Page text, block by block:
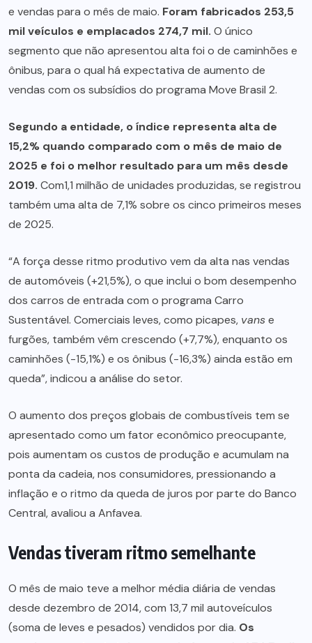
e vendas para o mês de maio. Foram fabricados 253,5
mil veículos e emplacados 274,7 mil. O único
segmento que não apresentou alta foi o de caminhões e
ônibus, para o qual há expectativa de aumento de
vendas com os subsídios do programa Move Brasil 2.
Segundo a entidade, o índice representa alta de
15,2% quando comparado com o mês de maio de
2025 e foi o melhor resultado para um mês desde
2019. Com1,1 milhão de unidades produzidas, se registrou
também uma alta de 7,1% sobre os cinco primeiros meses
de 2025.
“A força desse ritmo produtivo vem da alta nas vendas
de automóveis (+21,5%), o que inclui o bom desempenho
dos carros de entrada com o programa Carro
Sustentável. Comerciais leves, como picapes, vanse
furgões, também vêm crescendo (+7,7%), enquanto os
caminhões (-15,1%) e os ônibus (-16,3%) ainda estão em
queda”, indicou a análise do setor.
O aumento dos preços globais de combustíveis tem se
apresentado como um fator econômico preocupante,
pois aumentam os custos de produção e acumulam na
ponta da cadeia, nos consumidores, pressionando a
inflação e o ritmo da queda de juros por parte do Banco
Central, avaliou a Anfavea.
Vendas tiveram ritmo semelhante
O mês de maio teve a melhor média diária de vendas
desde dezembro de 2014, com 13,7 mil autoveículos
(soma de leves e pesados) vendidos por dia. Os